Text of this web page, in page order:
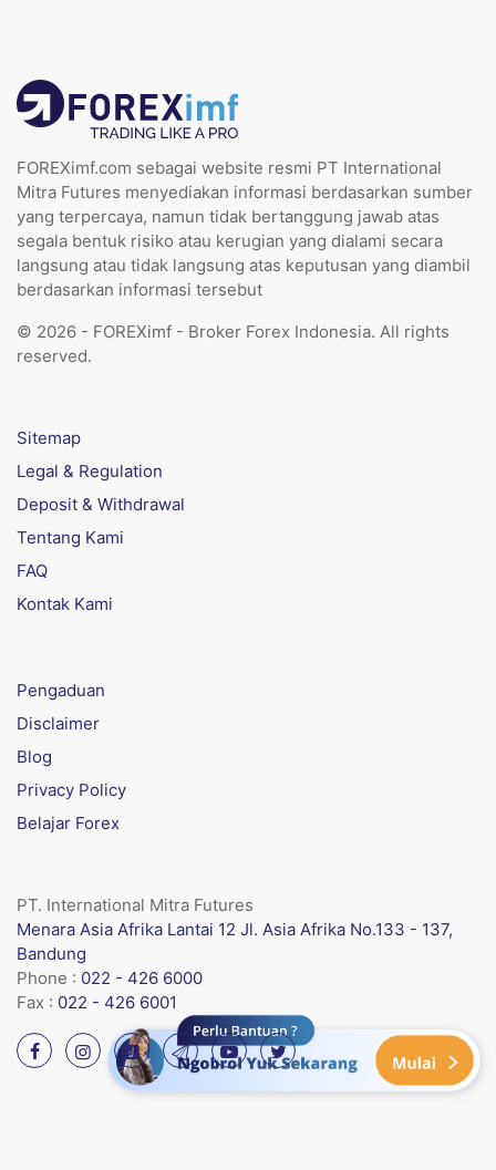
FOREXimf.com sebagai website resmi PT International
Mitra Futures menyediakan informasi berdasarkan sumber
yang terpercaya, namun tidak bertanggung jawab atas
segala bentuk risiko atau kerugian yang dialami secara
langsung atau tidak langsung atas keputusan yang diambil
berdasarkan informasi tersebut
© 2026 - FOREXimf - Broker Forex Indonesia. All rights
reserved.
Sitemap
Legal & Regulation
Deposit & Withdrawal
Tentang Kami
FAQ
Kontak Kami
Pengaduan
Disclaimer
Blog
Privacy Policy
Belajar Forex
PT. International Mitra Futures
Menara Asia Afrika Lantai 12 Jl. Asia Afrika No.133 - 137,
Bandung
Phone : 022 - 426 6000
Fax : 022 - 426 6001